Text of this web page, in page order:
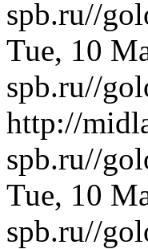
spb.ru//
Tue, 10
spb.ru//
http://
spb.ru//
Tue, 10
spb.ru//